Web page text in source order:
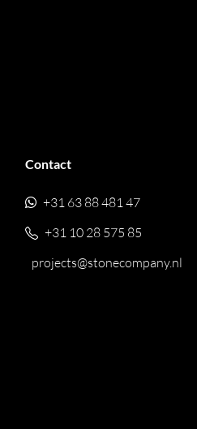
Contact
+31 63 88 481 47
+31 10 28 575 85
projects@stonecompany.nl